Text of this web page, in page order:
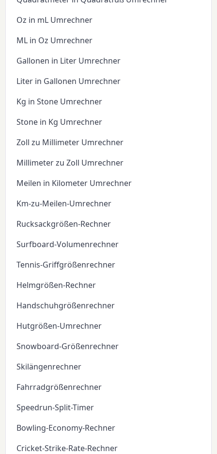
Oz in mL Umrechner
ML in Oz Umrechner
Gallonen in Liter Umrechner
Liter in Gallonen Umrechner
Kg in Stone Umrechner
Stone in Kg Umrechner
Zoll zu Millimeter Umrechner
Millimeter zu Zoll Umrechner
Meilen in Kilometer Umrechner
Km-zu-Meilen-Umrechner
Rucksackgrößen-Rechner
Surfboard-Volumenrechner
Tennis-Griffgrößenrechner
Helmgrößen-Rechner
Handschuhgrößenrechner
Hutgrößen-Umrechner
Snowboard-Größenrechner
Skilängenrechner
Fahrradgrößenrechner
Speedrun-Split-Timer
Bowling-Economy-Rechner
Cricket-Strike-Rate-Rechner